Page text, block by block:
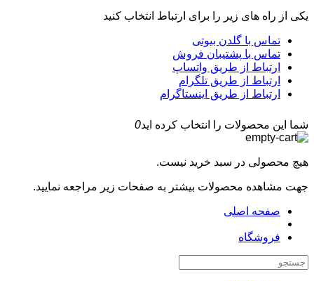
یکی از راه های زیر را برای ارتباط انتخاب کنید
تماس با گلدن بیوتی
تماس با پشتیبان فروش
ارتباط از طریق واتساپ
ارتباط از طریق تلگرام
ارتباط از طریق اینستاگرام
شما این محصولات را انتخاب کرده اید0
هیچ محصولی در سبد خرید نیست.
جهت مشاهده محصولات بیشتر به صفحات زیر مراجعه نمایید.
صفحه اصلی
فروشگاه